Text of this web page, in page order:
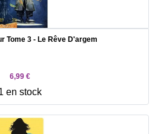
Tome 3 - Le Rêve D'argem
6,99 €
en stock